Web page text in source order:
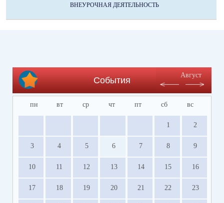
ВНЕУРОЧНАЯ ДЕЯТЕЛЬНОСТЬ
События
Август
пн вт ср чт пт сб вс
1 2
3 4 5 6 7 8 9
10 11 12 13 14 15 16
17 18 19 20 21 22 23